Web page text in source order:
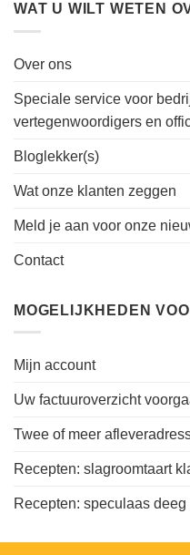
WAT U WILT WETEN
Over ons
Speciale service voor
vertegenwoordigers en
Bloglekker(s)
Wat onze klanten zeggen
Meld je aan voor onze
Contact
MOGELIJKHEDEN
Mijn account
Uw factuuroverzicht
Twee of meer
Recepten: slagroomtaart
Recepten: speculaas deeg